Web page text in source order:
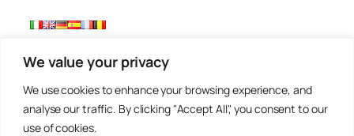
We value your privacy
We use cookies to enhance your browsing experience, and
analyse our traffic. By clicking "Accept All", you consent to our
use of cookies.
Werk
Contact
Privacybeleid